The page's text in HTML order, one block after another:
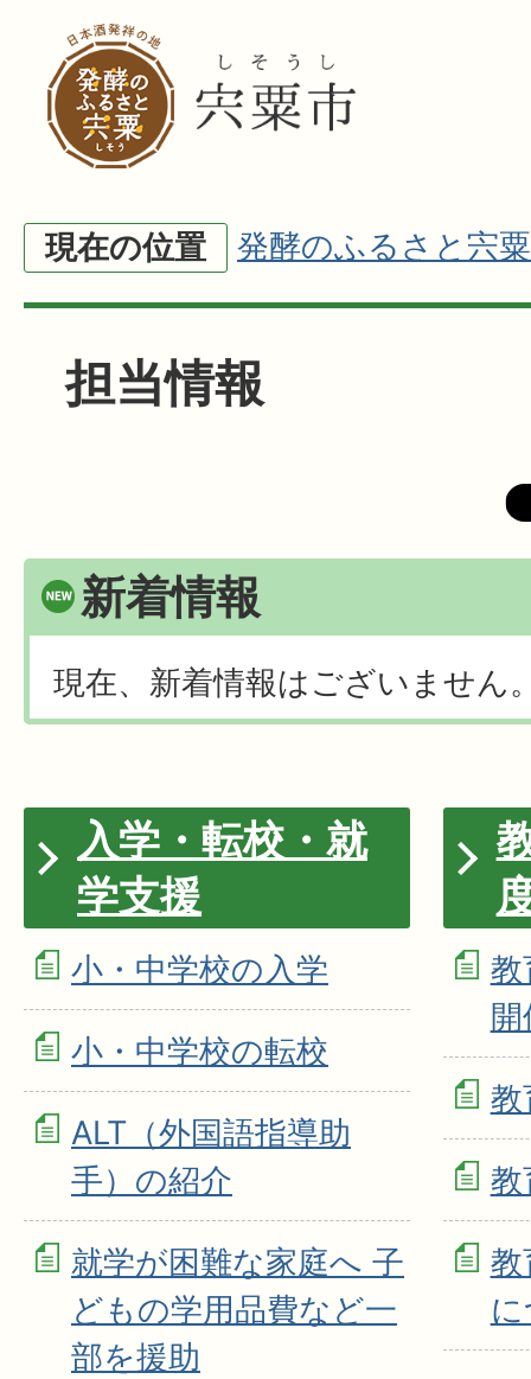
現在の位置 発酵のふるさと宍粟
担当情報
新着情報
現在、新着情報はございません
入学・転校・就
学支援
小・中学校の入学
小・中学校の転校
ALT（外国語指導助
手）の紹介
就学が困難な家庭へ 子
どもの学用品費など一
部を援助
教
教
教
教